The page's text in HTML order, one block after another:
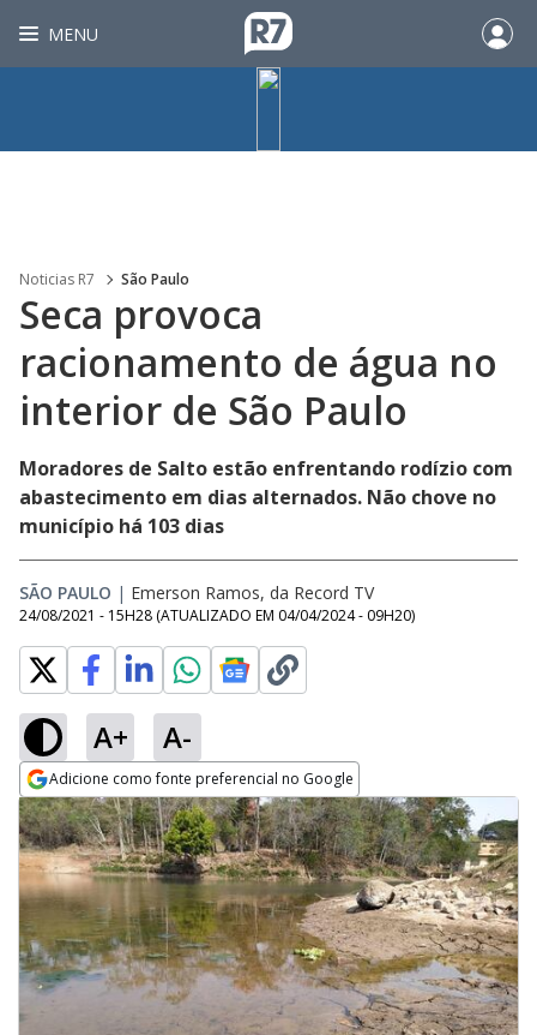
MENU
Noticias R7 São Paulo
Seca provoca
racionamento de água no
interior de São Paulo
Moradores de Salto estão enfrentando rodízio com
abastecimento em dias alternados. Não chove no
município há 103 dias
SÃO PAULO | Emerson Ramos, da Record TV
24/08/2021 - 15H28 (ATUALIZADO EM 04/04/2024 - 09H20)
A+ A-
Adicione como fonte preferencial no Google
Opens in new window